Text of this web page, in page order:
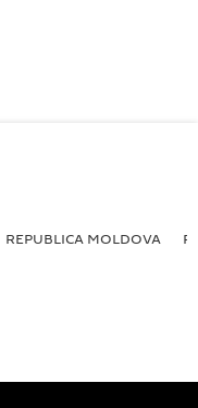
REPUBLICA MOLDOVA